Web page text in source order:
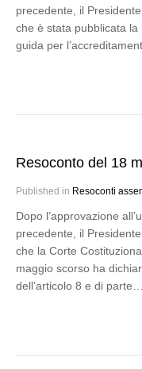
precedente, il
che è stata pubblicata la
guida per
Resoconto del 18
Published in Resoconti
Dopo l’approvazione
precedente, il
che la Corte
maggio scorso ha
dell’articolo 8 e di parte…